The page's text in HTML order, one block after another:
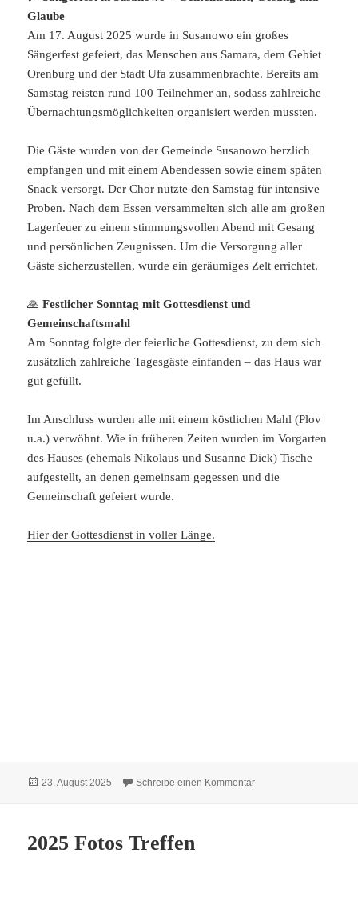
Glaube
Am 17. August 2025 wurde in Susanowo ein großes
Sängerfest gefeiert, das Menschen aus Samara, dem Gebiet
Orenburg und der Stadt Ufa zusammenbrachte. Bereits am
Samstag reisten rund 100 Teilnehmer an, sodass zahlreiche
Übernachtungsmöglichkeiten organisiert werden mussten.
Die Gäste wurden von der Gemeinde Susanowo herzlich
empfangen und mit einem Abendessen sowie einem späten
Snack versorgt. Der Chor nutzte den Samstag für intensive
Proben. Nach dem Essen versammelten sich alle am großen
Lagerfeuer zu einem stimmungsvollen Abend mit Gesang
und persönlichen Zeugnissen. Um die Versorgung aller
Gäste sicherzustellen, wurde ein geräumiges Zelt errichtet.
🙏Festlicher Sonntag mit Gottesdienst und
Gemeinschaftsmahl
Am Sonntag folgte der feierliche Gottesdienst, zu dem sich
zusätzlich zahlreiche Tagesgäste einfanden – das Haus war
gut gefüllt.
Im Anschluss wurden alle mit einem köstlichen Mahl (Plov
u.a.) verwöhnt. Wie in früheren Zeiten wurden im Vorgarten
des Hauses (ehemals Nikolaus und Susanne Dick) Tische
aufgestellt, an denen gemeinsam gegessen und die
Gemeinschaft gefeiert wurde.
Hier der Gottesdienst in voller Länge.
Veröffentlicht
23. August 2025 Schreibe einen Kommentarzu Sängerfest in
2025 Fotos Treffen